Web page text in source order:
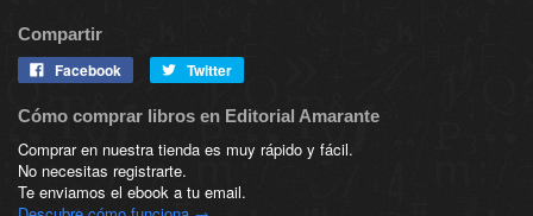
Compartir
Facebook Twitter
Cómo comprar libros en Editorial Amarante
Comprar en nuestra tienda es muy rápido y fácil.
No necesitas registrarte.
Te enviamos el ebook a tu email.